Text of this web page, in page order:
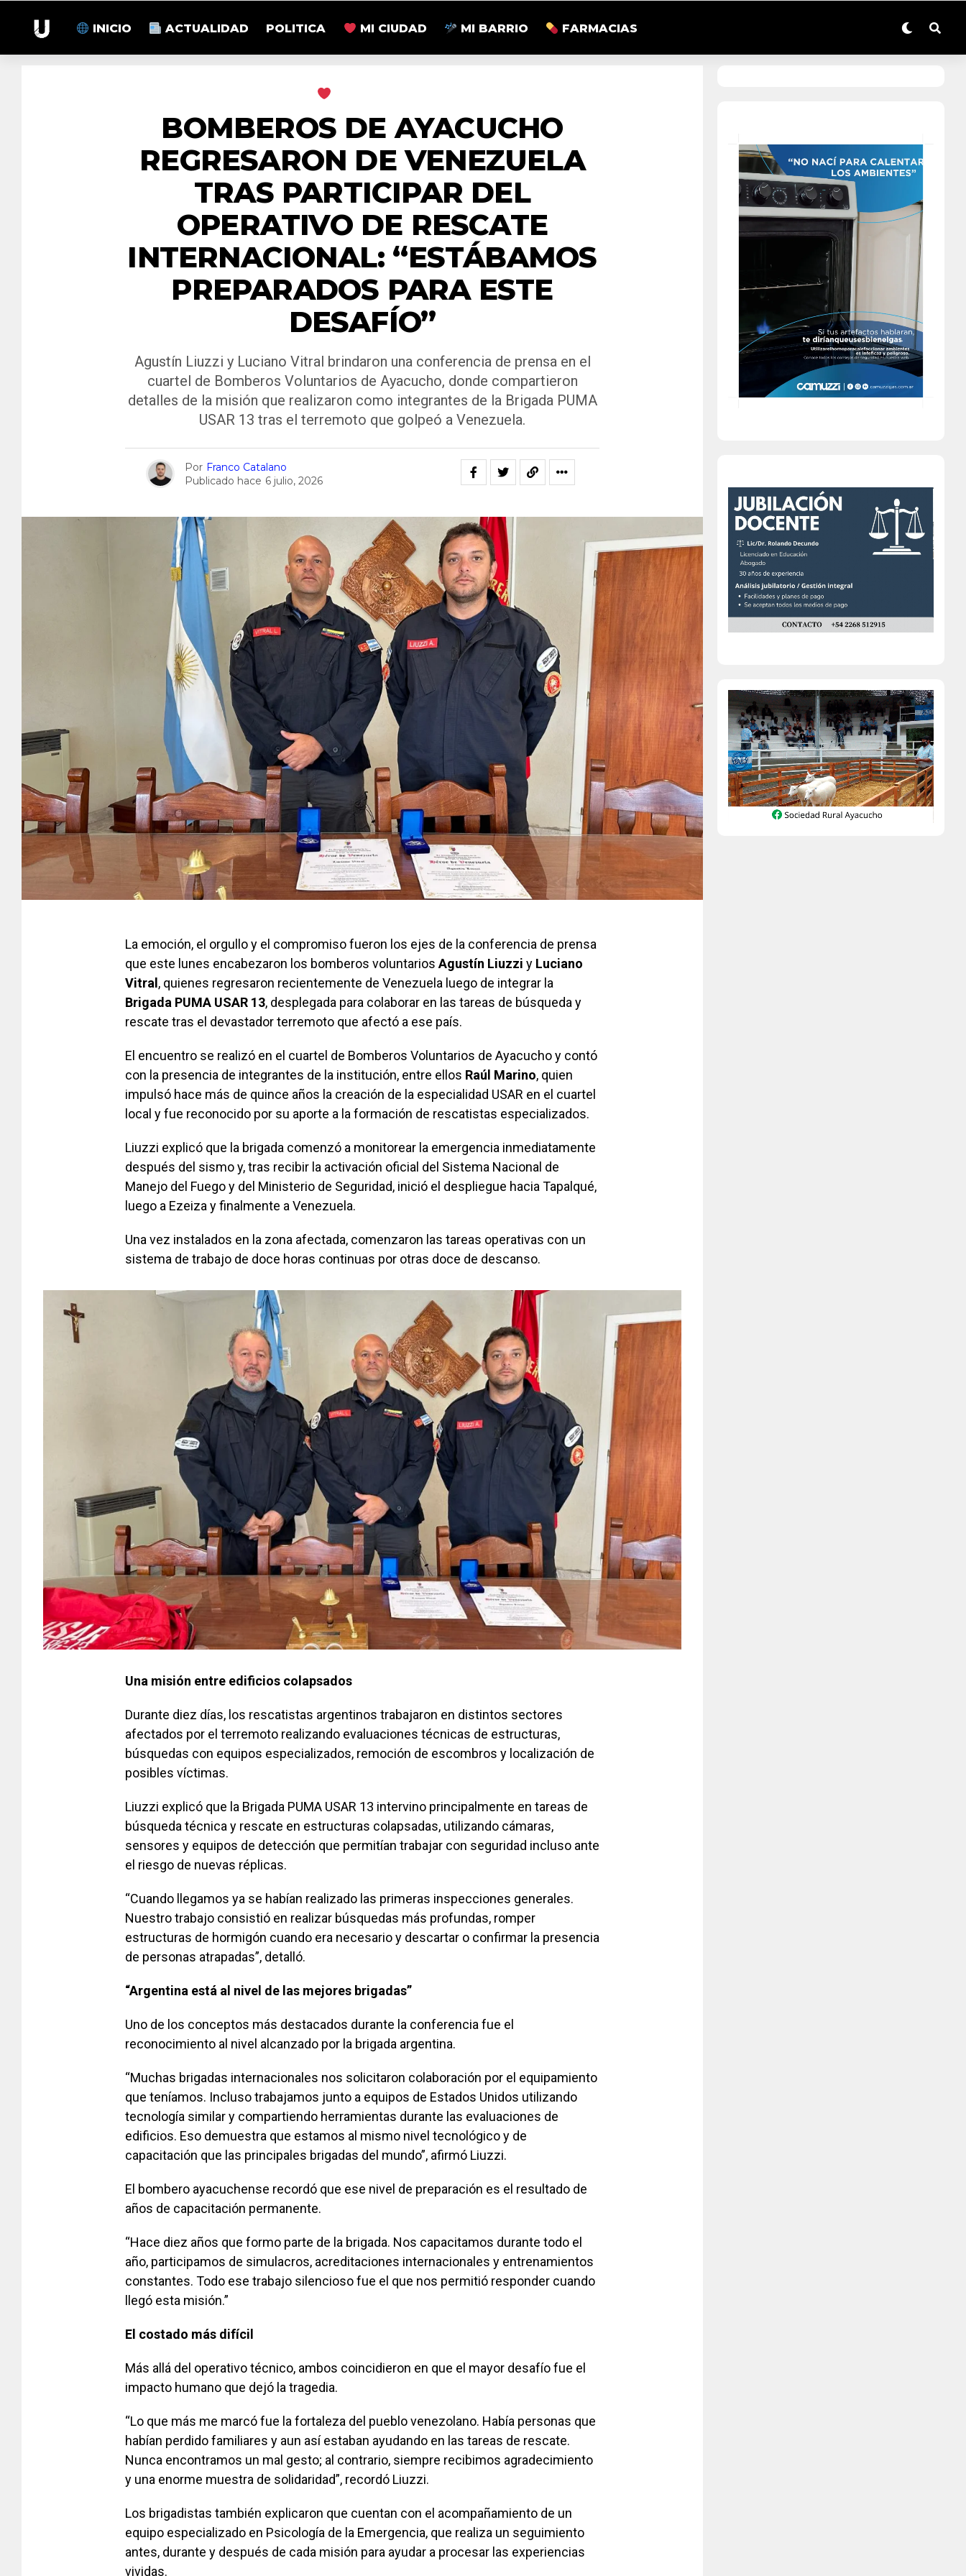
INICIO ACTUALIDAD POLITICA MI CIUDAD MI BARRIO FARMACIAS
BOMBEROS DE AYACUCHO
REGRESARON DE VENEZUELA
TRAS PARTICIPAR DEL
OPERATIVO DE RESCATE
INTERNACIONAL: “ESTÁBAMOS
PREPARADOS PARA ESTE
DESAFÍO”
Agustín Liuzzi y Luciano Vitral brindaron una conferencia de prensa en el
cuartel de Bomberos Voluntarios de Ayacucho, donde compartieron
detalles de la misión que realizaron como integrantes de la Brigada PUMA
USAR 13 tras el terremoto que golpeó a Venezuela.
Por Franco Catalano
Publicado hace 6 julio, 2026
La emoción, el orgullo y el compromiso fueron los ejes de la conferencia de prensa
que este lunes encabezaron los bomberos voluntariosAgustín Liuzzi y Luciano
Vitral , quienes regresaron recientemente de Venezuela luego de integrar la
Brigada PUMA USAR 13, desplegada para colaborar en las tareas de búsqueda y
rescate tras el devastador terremoto que afectó a ese país.
El encuentro se realizó en el cuartel de Bomberos Voluntarios de Ayacucho y contó
con la presencia de integrantes de la institución, entre ellos Raúl Marino, quien
impulsó hace más de quince años la creación de la especialidad USAR en el cuartel
local y fue reconocido por su aporte a la formación de rescatistas especializados.
Liuzzi explicó que la brigada comenzó a monitorear la emergencia inmediatamente
después del sismo y, tras recibir la activación oficial del Sistema Nacional de
Manejo del Fuego y del Ministerio de Seguridad, inició el despliegue hacia Tapalqué,
luego a Ezeiza y finalmente a Venezuela.
Una vez instalados en la zona afectada, comenzaron las tareas operativas con un
sistema de trabajo de doce horas continuas por otras doce de descanso.
Una misión entre edificios colapsados
Durante diez días, los rescatistas argentinos trabajaron en distintos sectores
afectados por el terremoto realizando evaluaciones técnicas de estructuras,
búsquedas con equipos especializados, remoción de escombros y localización de
posibles víctimas.
Liuzzi explicó que la Brigada PUMA USAR 13 intervino principalmente en tareas de
búsqueda técnica y rescate en estructuras colapsadas, utilizando cámaras,
sensores y equipos de detección que permitían trabajar con seguridad incluso ante
el riesgo de nuevas réplicas.
“Cuando llegamos ya se habían realizado las primeras inspecciones generales.
Nuestro trabajo consistió en realizar búsquedas más profundas, romper
estructuras de hormigón cuando era necesario y descartar o confirmar la presencia
de personas atrapadas”, detalló.
“Argentina está al nivel de las mejores brigadas”
Uno de los conceptos más destacados durante la conferencia fue el
reconocimiento al nivel alcanzado por la brigada argentina.
“Muchas brigadas internacionales nos solicitaron colaboración por el equipamiento
que teníamos. Incluso trabajamos junto a equipos de Estados Unidos utilizando
tecnología similar y compartiendo herramientas durante las evaluaciones de
edificios. Eso demuestra que estamos al mismo nivel tecnológico y de
capacitación que las principales brigadas del mundo”, afirmó Liuzzi.
El bombero ayacuchense recordó que ese nivel de preparación es el resultado de
años de capacitación permanente.
“Hace diez años que formo parte de la brigada. Nos capacitamos durante todo el
año, participamos de simulacros, acreditaciones internacionales y entrenamientos
constantes. Todo ese trabajo silencioso fue el que nos permitió responder cuando
llegó esta misión.”
El costado más difícil
Más allá del operativo técnico, ambos coincidieron en que el mayor desafío fue el
impacto humano que dejó la tragedia.
“Lo que más me marcó fue la fortaleza del pueblo venezolano. Había personas que
habían perdido familiares y aun así estaban ayudando en las tareas de rescate.
Nunca encontramos un mal gesto; al contrario, siempre recibimos agradecimiento
y una enorme muestra de solidaridad”, recordó Liuzzi.
Los brigadistas también explicaron que cuentan con el acompañamiento de un
equipo especializado en Psicología de la Emergencia, que realiza un seguimiento
antes, durante y después de cada misión para ayudar a procesar las experiencias
vividas.